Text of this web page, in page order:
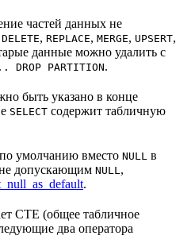
частей данных не
DELETE, REPLACE, MERGE, UPSERT,
данные можно удалить с
DROP PARTITION.
быть указано в конце
SELECT содержит табличную
умолчанию вместо NULL в
допускающим NULL,
.
CTE (общее табличное
два оператора